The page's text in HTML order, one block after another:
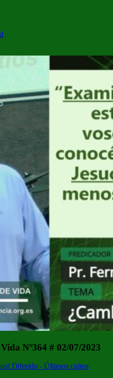
Nº364 # 02/07/2023
Diferido - Últimos cultos